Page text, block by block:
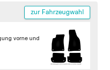
zur Fahrzeugwahl
vorne und